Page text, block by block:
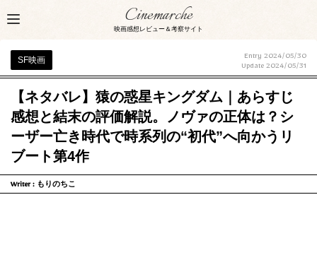
Cinemarche
映画感想レビュー＆考察サイト
SF映画
Entry 2024/05/30
Update 2024/05/31
【ネタバレ】猿の惑星キングダム｜あらすじ
感想と結末の評価解説。ノヴァの正体は？シ
ーザー亡き時代で時系列の“初代”へ向かうリ
ブート第4作
Writer : もりのちこ